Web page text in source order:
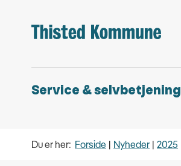
Service & selvbetjening
Du er her: Forside Nyheder 2025